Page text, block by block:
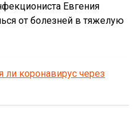
Евгения
от болезней в тяжелую
ли коронавирус через